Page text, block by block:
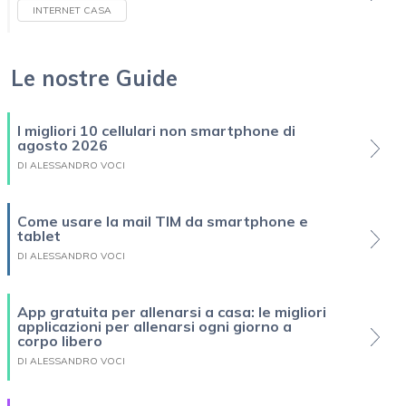
INTERNET CASA
Le nostre Guide
I migliori 10 cellulari non smartphone di
agosto 2026
DI ALESSANDRO VOCI
Come usare la mail TIM da smartphone e
tablet
DI ALESSANDRO VOCI
App gratuita per allenarsi a casa: le migliori
applicazioni per allenarsi ogni giorno a
corpo libero
DI ALESSANDRO VOCI